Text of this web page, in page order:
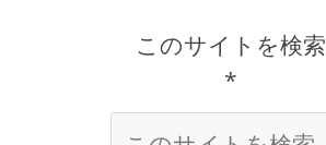
このサイトを検索
*